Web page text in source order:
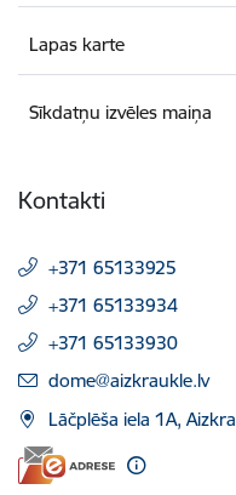
Lapas karte
Sīkdatņu izvēles maiņa
Kontakti
+371 65133925
+371 65133934
+371 65133930
E-pasts:
dome@aizkraukle.lv
Lāčplēša iela 1A,